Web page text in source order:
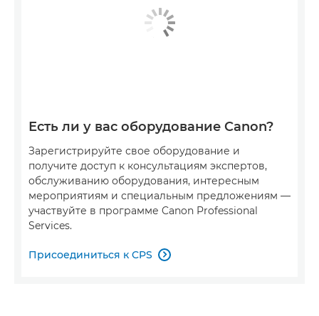
Есть ли у вас оборудование Canon?
Зарегистрируйте свое оборудование и
получите доступ к консультациям экспертов,
обслуживанию оборудования, интересным
мероприятиям и специальным предложениям —
участвуйте в программе Canon Professional
Services.
Присоединиться к CPS 